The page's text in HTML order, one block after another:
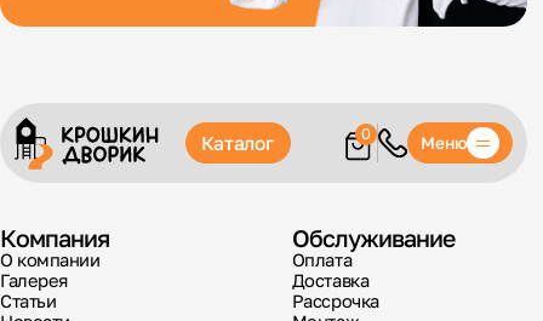
Каталог 0 Меню
Компания
О компании
Галерея
Статьи
Обслуживание
Оплата
Доставка
Рассрочка